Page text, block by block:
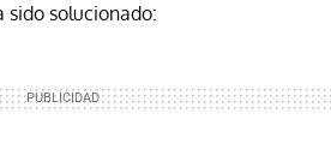
sido solucionado: